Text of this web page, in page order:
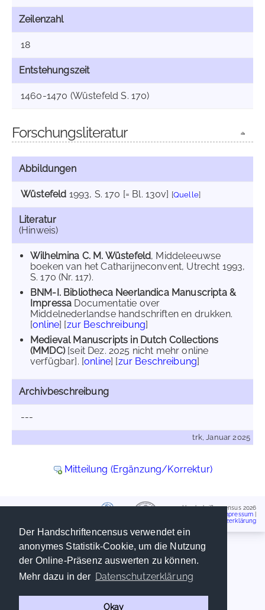
Der Handschriftencensus verwendet ein
anonymes Statistik-Cookie, um die Nutzung
der Online-Präsenz auswerten zu können.
Mehr dazu in der Datenschutzerklärung
Okay
Zeilenzahl
18
Entstehungszeit
1460-1470 (Wüstefeld S. 170)
Forschungsliteratur
Abbildungen
Wüstefeld 1993, S. 170 [= Bl. 130v] [Quelle]
Literatur
(Hinweis)
Wilhelmina C. M. Wüstefeld, Middeleeuwse
boeken van het Catharijneconvent, Utrecht 1993,
S. 170 (Nr. 117).
BNM-I. Bibliotheca Neerlandica Manuscripta &
Impressa Documentatie over
Middelnederlandse handschriften en drukken.
[online] [zur Beschreibung]
Medieval Manuscripts in Dutch Collections
(MMDC)[seit Dez. 2025 nicht mehr online
verfügbar]. [online] [zur Beschreibung]
Archivbeschreibung
---
trk, Januar 2025
Mitteilung (Ergänzung/Korrektur)
Handschriftencensus 2026
Impressum
Datenschutzerklärung